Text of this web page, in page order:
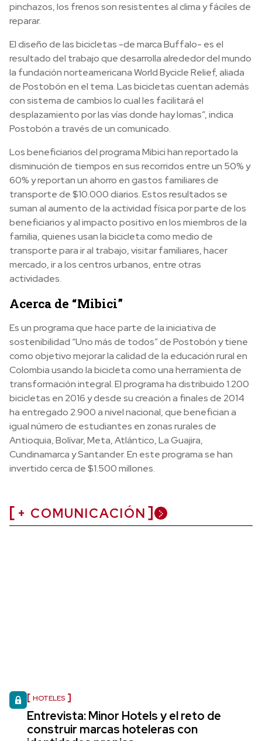
pinchazos, los frenos son resistentes al clima y fáciles de
reparar.
El diseño de las bicicletas -de marca Buffalo- es el
resultado del trabajo que desarrolla alrededor del mundo
la fundación norteamericana World Bycicle Relief, aliada
de Postobón en el tema. Las bicicletas cuentan además
con sistema de cambios lo cual les facilitará el
desplazamiento por las vías donde hay lomas”, indica
Postobón a través de un comunicado.
Los beneficiarios del programa Mibici han reportado la
disminución de tiempos en sus recorridos entre un 50% y
60% y reportan un ahorro en gastos familiares de
transporte de $10.000 diarios. Estos resultados se
suman al aumento de la actividad física por parte de los
beneficiarios y al impacto positivo en los miembros de la
familia, quienes usan la bicicleta como medio de
transporte para ir al trabajo, visitar familiares, hacer
mercado, ir a los centros urbanos, entre otras
actividades.
Acerca de “Mibici”
Es un programa que hace parte de la iniciativa de
sostenibilidad “Uno más de todos” de Postobón y tiene
como objetivo mejorar la calidad de la educación rural en
Colombia usando la bicicleta como una herramienta de
transformación integral. El programa ha distribuido 1.200
bicicletas en 2016 y desde su creación a finales de 2014
ha entregado 2.900 a nivel nacional, que benefician a
igual número de estudiantes en zonas rurales de
Antioquia, Bolívar, Meta, Atlántico, La Guajira,
Cundinamarca y Santander. En este programa se han
invertido cerca de $1.500 millones.
+ COMUNICACIÓN
HOTELES
Entrevista: Minor Hotels y el reto de
construir marcas hoteleras con